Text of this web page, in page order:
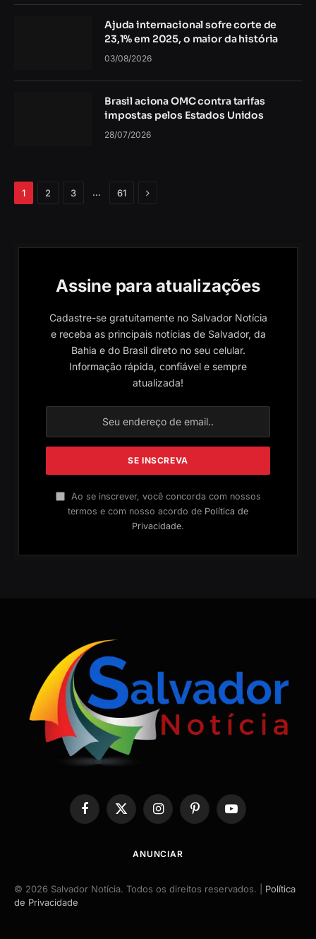
Ajuda internacional sofre corte de
23,1% em 2025, o maior da história
03/08/2026
Brasil aciona OMC contra tarifas
impostas pelos Estados Unidos
28/07/2026
1 2 3 … 61 Próximo
Assine para atualizações
Cadastre-se gratuitamente no Salvador Notícia
e receba as principais notícias de Salvador, da
Bahia e do Brasil direto no seu celular.
Informação rápida, confiável e sempre
atualizada!
Ao se inscrever, você concorda com nossos
termos e com nosso acordo de Política de
Privacidade.
Facebook
X
InstagramPinterestYouTube
ANUNCIAR
© 2026 Salvador Notícia. Todos os direitos reservados. | Política
de Privacidade